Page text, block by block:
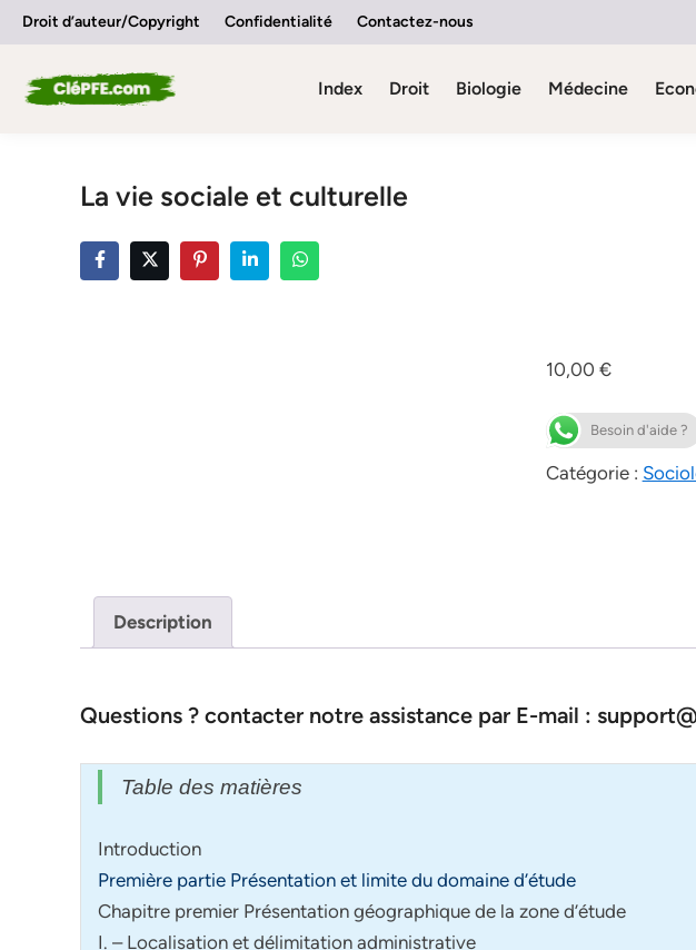
SkipDroit d’auteur/Copyright Confidentialité Contactez-nous
Index Droit Biologie Médecine
La vie sociale et culturelle
10,00 €
Besoin d'aide ?
Catégorie :
Description
Questions ? contacter notre assistance par E-mail :
Table des matières
Introduction
Première partie Présentation et limite du domaine d’étude
Chapitre premier Présentation géographique de la zone d’étude
I. – Localisation et délimitation administrative